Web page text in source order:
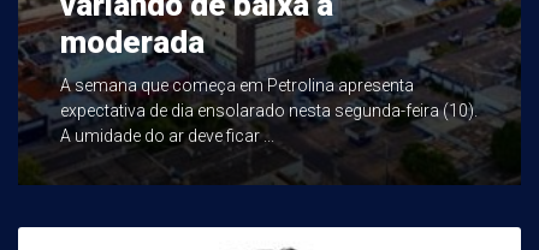
moderada
A semana que começa em Petrolina apresenta
expectativa de dia ensolarado nesta segunda-feira (10).
A umidade do ar deve ficar ...